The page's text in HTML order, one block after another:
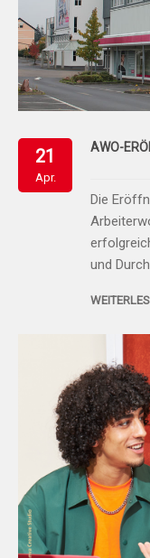
21
Apr.
AWO-
Die
und